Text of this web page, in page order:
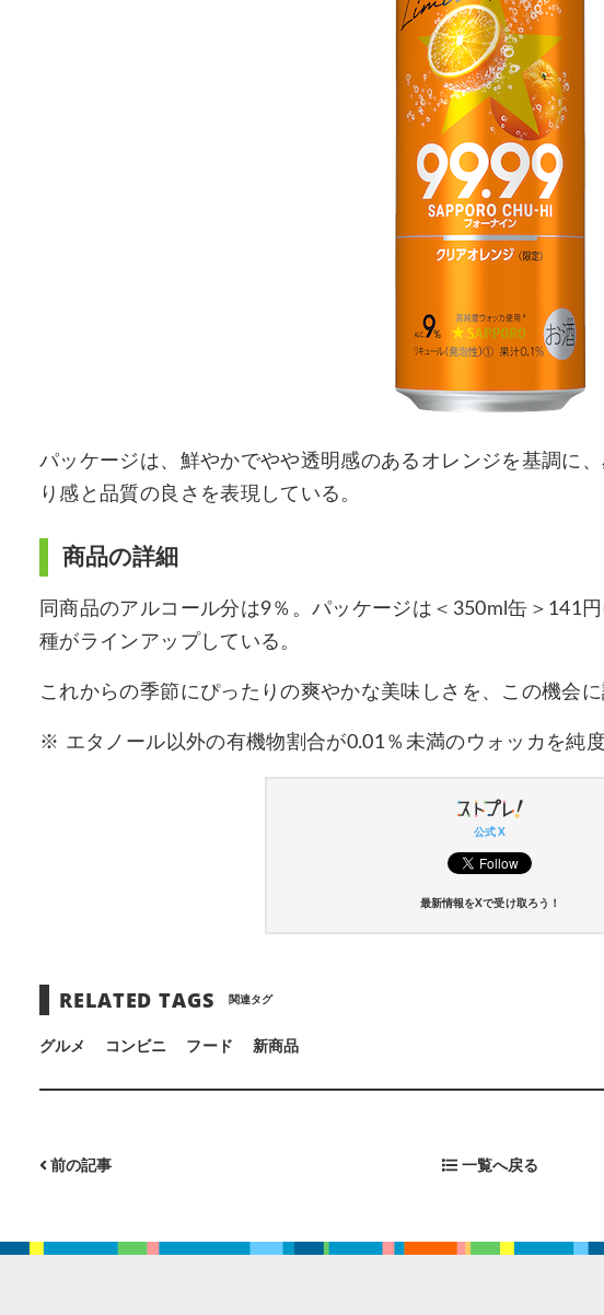
パッケージは、鮮やかでやや透明感のあるオレンジを基調に
り感と品質の良さを表現している。
商品の詳細
同商品のアルコール分は9％。パッケージは＜350ml缶＞141
種がラインアップしている。
これからの季節にぴったりの爽やかな美味しさを、この機会に
※ エタノール以外の有機物割合が0.01％未満のウォッカを純
公式 X
最新情報をXで受け取ろう！
RELATED TAGS 関連タグ
グルメ コンビニ フード 新商品
前の記事 一覧へ戻る